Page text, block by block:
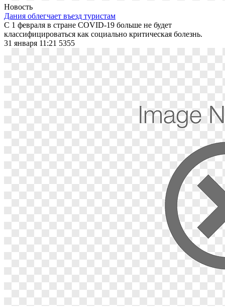
Новость
Дания облегчает въезд туристам
С 1 февраля в стране COVID-19 больше не будет
классифицироваться как социально критическая болезнь.
31 января 11:21 5355